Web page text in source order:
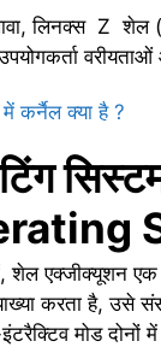
लिनक्स Z शेल
कर्नैल क्या है ?
शेल एक्जीक्यूशन एक
करता है, उसे
मोड